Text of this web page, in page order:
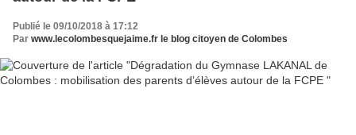
Publié le 09/10/2018 à 17:12
Par www.lecolombesquejaime.fr le blog citoyen de Colombes